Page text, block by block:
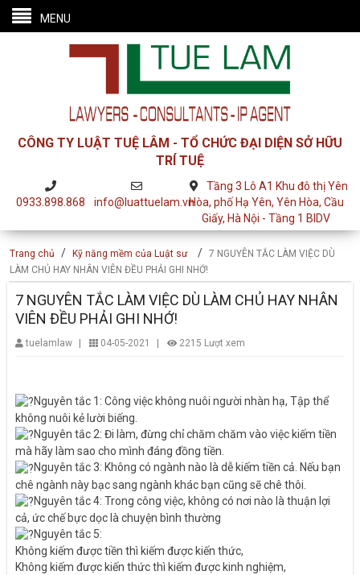
MENU
CÔNG TY LUẬT TUỆ LÂM - TỔ CHỨC ĐẠI DIỆN SỞ HỮU
TRÍ TUỆ
0933.898.868 info@luattuelam.vn
Tầng 3 Lô A1 Khu đô thị Yên
Hòa, phố Hạ Yên, Yên Hòa, Cầu
Giấy, Hà Nội - Tầng 1 BIDV
Trang chủ / Kỹ năng mềm của Luật sư /
7 NGUYÊN TẮC LÀM VIỆC DÙ
LÀM CHỦ HAY NHÂN VIÊN ĐỀU PHẢI GHI NHỚ!
7 NGUYÊN TẮC LÀM VIỆC DÙ LÀM CHỦ HAY NHÂN
VIÊN ĐỀU PHẢI GHI NHỚ!
tuelamlaw | 04-05-2021 | 2215 Lượt xem
Nguyên tắc 1: Công việc không nuôi người nhàn hạ, Tập thể
không nuôi kẻ lười biếng.
Nguyên tắc 2: Đi làm, đừng chỉ chăm chăm vào việc kiếm tiền
mà hãy làm sao cho mình đáng đồng tiền.
Nguyên tắc 3: Không có ngành nào là dễ kiếm tiền cả. Nếu bạn
chê ngành này bạc sang ngành khác bạn cũng sẽ chê thôi.
Nguyên tắc 4: Trong công việc, không có nơi nào là thuận lợi
cả, ức chế bực dọc là chuyện bình thường
Nguyên tắc 5:
Không kiếm được tiền thì kiếm được kiến thức,
Không kiếm được kiến thức thì kiếm được kinh nghiệm,